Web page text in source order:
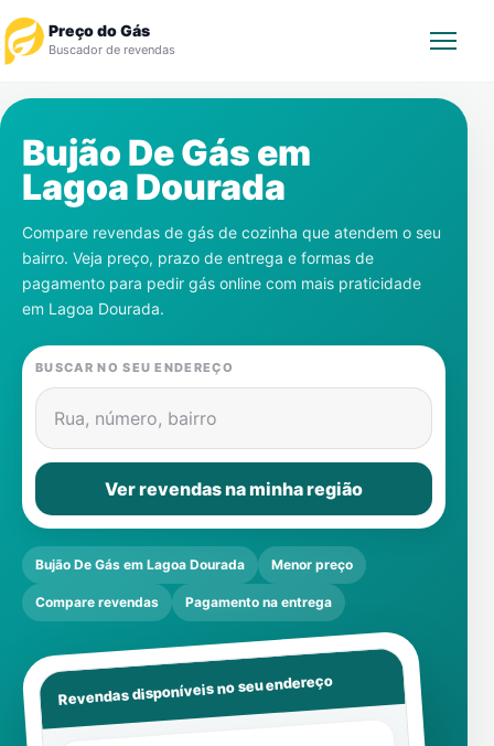
Preço do Gás
Buscador de revendas
Revendedor
Notícias
Cadastre-se
Gás
Contatos
Bujão De Gás em
Lagoa Dourada
Compare revendas de gás de cozinha que atendem o seu
bairro. Veja preço, prazo de entrega e formas de
pagamento para pedir gás online com mais praticidade
em Lagoa Dourada.
BUSCAR NO SEU ENDEREÇO
Rua, número, bairro
Ver revendas na minha região
Bujão De Gás em Lagoa Dourada Menor preço
Compare revendas Pagamento na entrega
Revendas disponíveis no seu endereço